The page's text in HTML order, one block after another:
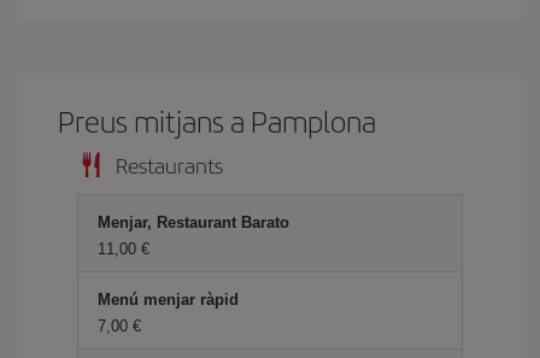
Preus mitjans a Pamplona
Restaurants
Menjar, Restaurant Barato
11,00
Menú menjar ràpid
7,00